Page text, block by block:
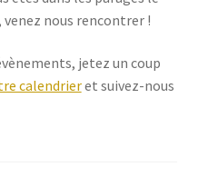
venez nous rencontrer !
jetez un coup
calendrieret suivez-nous